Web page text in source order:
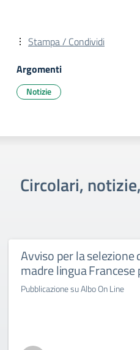
Stampa / Condividi
Argomenti
Notizie
Circolari,
Avviso per la
madre lingua Francese
Pubblicazione su Albo On Line